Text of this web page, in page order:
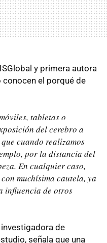
y primera autora
conocen el porqué de
tabletas o
del cerebro a
cuando realizamos
por la distancia del
En cualquier caso,
muchísima cautela, ya
influencia de otros
investigadora de
señala que una